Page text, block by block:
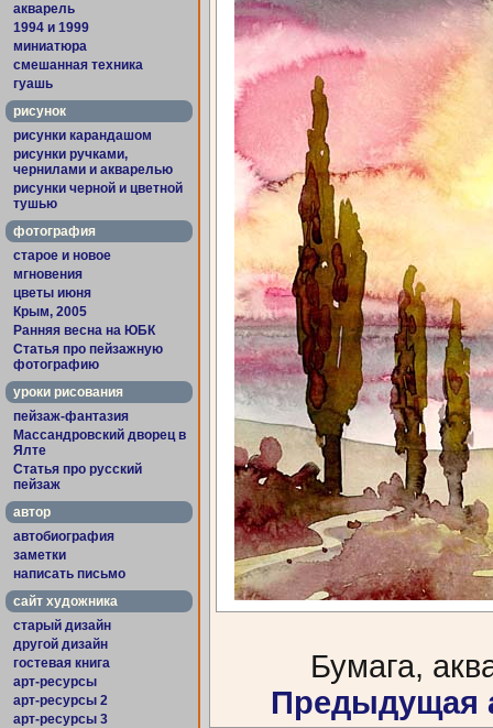
Бумага,
Предыдущая
акварель
1994 и 1999
миниатюра
смешанная техника
гуашь
рисунок
рисунки карандашом
рисунки ручками,
чернилами и акварелью
рисунки черной и цветной
тушью
фотография
старое и новое
мгновения
цветы июня
Крым, 2005
Ранняя весна на ЮБК
Статья про пейзажную
фотографию
уроки рисования
пейзаж-фантазия
Массандровский дворец в
Ялте
Статья про русский
пейзаж
автор
автобиография
заметки
написать письмо
сайт художника
старый дизайн
другой дизайн
гостевая книга
арт-ресурсы
арт-ресурсы 2
арт-ресурсы 3